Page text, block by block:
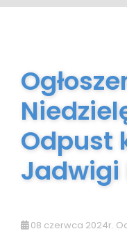
Odpust
Jadwigi
08 czerwca 2024r.